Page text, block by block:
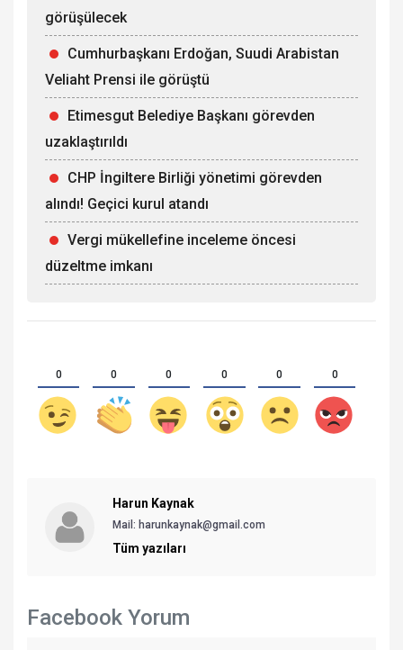
görüşülecek
Cumhurbaşkanı Erdoğan, Suudi Arabistan
Veliaht Prensi ile görüştü
Etimesgut Belediye Başkanı görevden
uzaklaştırıldı
CHP İngiltere Birliği yönetimi görevden
alındı! Geçici kurul atandı
Vergi mükellefine inceleme öncesi
düzeltme imkanı
0 0 0 0 0 0
Harun Kaynak
Mail: harunkaynak@gmail.com
Tüm yazıları
Facebook Yorum